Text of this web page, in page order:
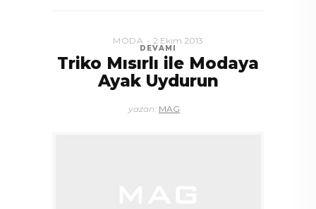
DEVAMI
MODA 2 Ekim 2013
Triko Mısırlı ile Modaya
Ayak Uydurun
yazan: MAG